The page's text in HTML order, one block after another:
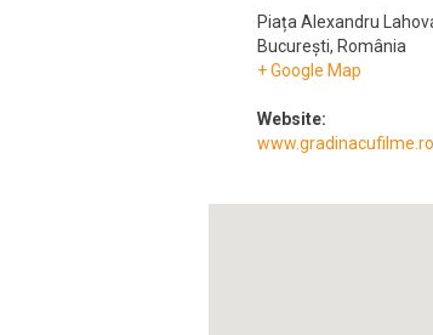
Piața Alexandru
București, România
+ Google Map
Website:
www.gradinacufilme.ro